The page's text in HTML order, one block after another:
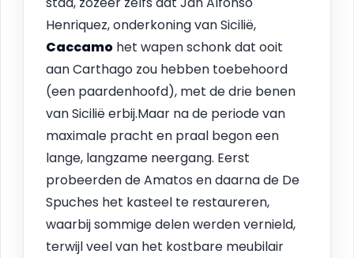
Henriquez, onderkoning van Sicilië,
Caccamo het wapen schonk dat ooit
aan Carthago zou hebben toebehoord
(een paardenhoofd), met de drie benen
van Sicilië erbij.Maar na de periode van
maximale pracht en praal begon een
lange, langzame neergang. Eerst
probeerden de Amatos en daarna de De
Spuches het kasteel te restaureren,
waarbij sommige delen werden vernield,
terwijl veel van het kostbare meubilair